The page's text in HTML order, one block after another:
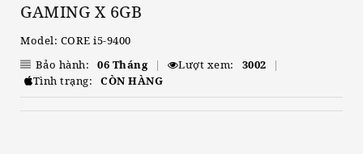
GAMING X 6GB
Model: CORE i5-9400
Bảo hành:
06 Tháng | Lượt xem: 3002
|
Tình trạng:
CÒN HÀNG